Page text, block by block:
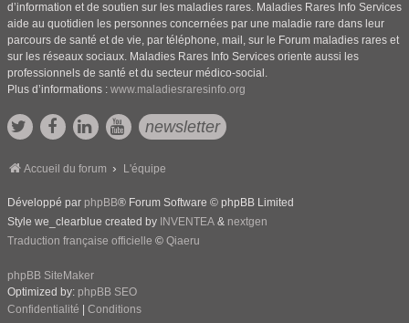
d’information et de soutien sur les maladies rares. Maladies Rares Info Services
aide au quotidien les personnes concernées par une maladie rare dans leur
parcours de santé et de vie, par téléphone, mail, sur le Forum maladies rares et
sur les réseaux sociaux. Maladies Rares Info Services oriente aussi les
professionnels de santé et du secteur médico-social.
Plus d’informations : www.maladiesraresinfo.org
newsletter
Accueil du forum L'équipe
Développé par phpBB® Forum Software © phpBB Limited
Style we_clearblue created by INVENTEA & nextgen
Traduction française officielle © Qiaeru
phpBB SiteMaker
Optimized by: phpBB SEO
Confidentialité
Conditions